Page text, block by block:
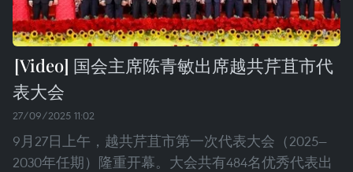
国会主席陈青敏出席越共芹苴市代
表大会
27/09/2025 11:02
9月27日上午，越共芹苴市第一次代表大会（2025—
2030年任期）隆重开幕。大会共有484名优秀代表出